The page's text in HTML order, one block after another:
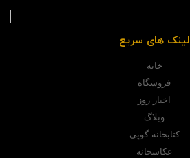
لینک های سریع
خانه
فروشگاه
اخبار روز
وبلاگ
کتابخانه گوپی
عکاسخانه